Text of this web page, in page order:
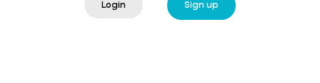
Login Sign up